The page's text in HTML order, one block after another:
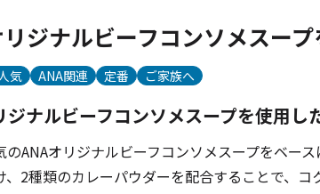
ジナルビーフコンソメスー
気 ANA関連 定番 ご家族へ
ジナルビーフコンソメスープを使用し
のANAオリジナルビーフコンソメスープをベー
、2種類のカレーパウダーを配合することで、